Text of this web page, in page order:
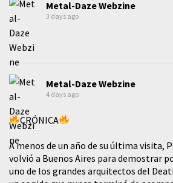
Metal-Daze Webzine
3 days ago
Metal-Daze Webzine
4 days ago
CRÓNICA
A menos de un año de su última visita,
volvió a Buenos Aires para demostrar
uno de los grandes arquitectos del